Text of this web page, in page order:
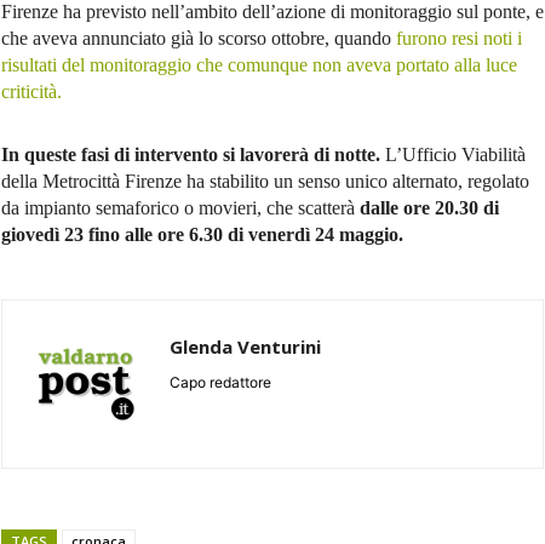
Firenze ha previsto nell’ambito dell’azione di monitoraggio sul ponte, e
che aveva annunciato già lo scorso ottobre, quando furono resi noti i
risultati del monitoraggio che comunque non aveva portato alla luce
criticità.
In queste fasi di intervento si lavorerà di notte. L’Ufficio Viabilità
della Metrocittà Firenze ha stabilito un senso unico alternato, regolato
da impianto semaforico o movieri, che scatterà dalle ore 20.30 di
giovedì 23 fino alle ore 6.30 di venerdì 24 maggio.
Glenda Venturini
Capo redattore